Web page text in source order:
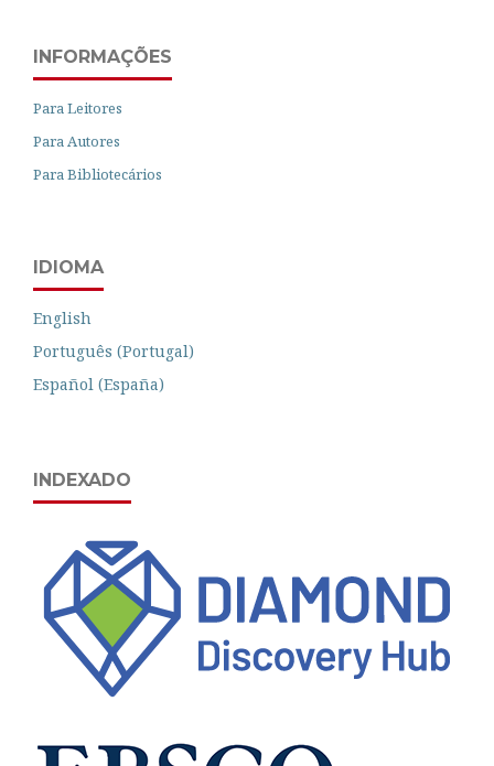
INFORMAÇÕES
Para Leitores
Para Autores
Para Bibliotecários
IDIOMA
English
Português (Portugal)
Español (España)
INDEXADO